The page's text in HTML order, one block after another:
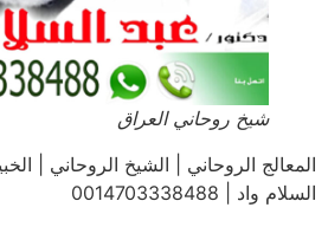
شيخ روحاني العراق
المعالج الروحاني | الشيخ الروحاني |
السلام واد | 0014703338488